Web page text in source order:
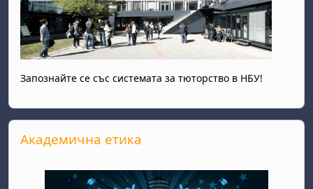
Запознайте се със системата за тюторство в НБУ!
Прескочи Академична етика
Академична етика